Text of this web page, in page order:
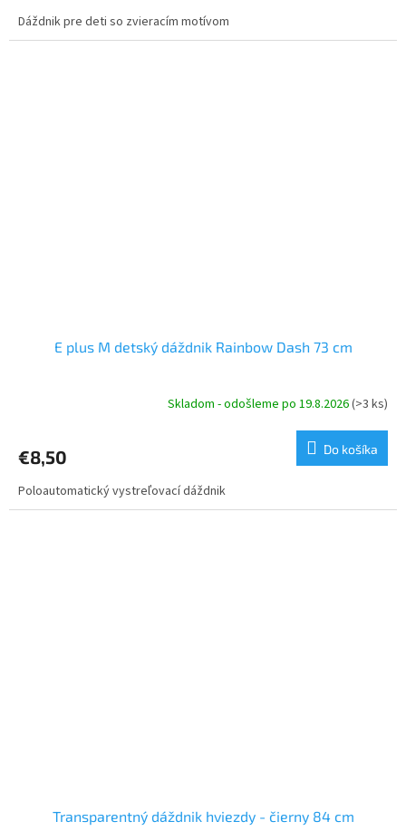
Dáždnik pre deti so zvieracím motívom
E plus M detský dáždnik Rainbow Dash 73 cm
Skladom - odošleme po 19.8.2026(>3 ks)
€8,50 Do košíka
Poloautomatický vystreľovací dáždnik
Transparentný dáždnik hviezdy - čierny 84 cm